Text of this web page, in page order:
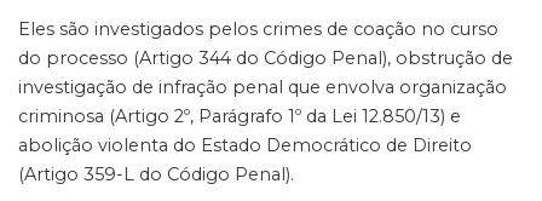
Eles são investigados pelos crimes de coação no curso
do processo (Artigo 344 do Código Penal), obstrução de
investigação de infração penal que envolva organização
criminosa (Artigo 2º, Parágrafo 1º da Lei 12.850/13) e
abolição violenta do Estado Democrático de Direito
(Artigo 359-L do Código Penal).